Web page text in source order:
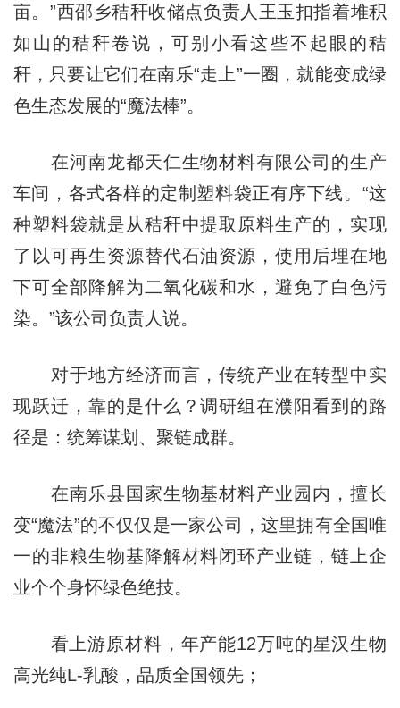
亩。”西邵乡秸秆收储点负责人王玉扣指着堆积
如山的秸秆卷说，可别小看这些不起眼的秸
秆，只要让它们在南乐“走上”一圈，就能变成绿
色生态发展的“魔法棒”。
在河南龙都天仁生物材料有限公司的生产
车间，各式各样的定制塑料袋正有序下线。“这
种塑料袋就是从秸秆中提取原料生产的，实现
了以可再生资源替代石油资源，使用后埋在地
下可全部降解为二氧化碳和水，避免了白色污
染。”该公司负责人说。
对于地方经济而言，传统产业在转型中实
现跃迁，靠的是什么？调研组在濮阳看到的路
径是：统筹谋划、聚链成群。
在南乐县国家生物基材料产业园内，擅长
变“魔法”的不仅仅是一家公司，这里拥有全国唯
一的非粮生物基降解材料闭环产业链，链上企
业个个身怀绿色绝技。
看上游原材料，年产能12万吨的星汉生物
高光纯L-乳酸，品质全国领先；